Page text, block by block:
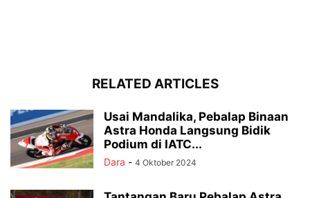
RELATED ARTICLES
Usai Mandalika, Pebalap Binaan
Astra Honda Langsung Bidik
Podium di IATC...
Dara - 4 Oktober 2024